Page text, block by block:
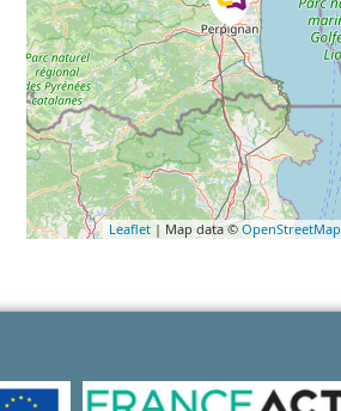
Leaflet | Map data ©OpenStreetMap